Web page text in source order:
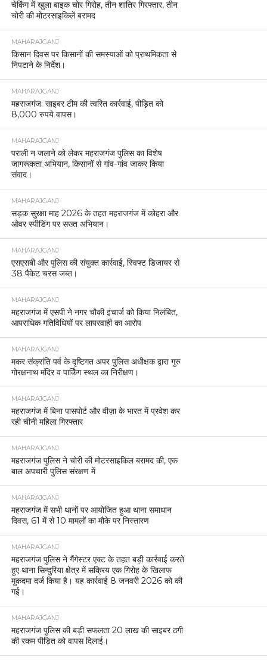
चेकिंग में खुला बाइक चोर गिरोह, तीन शातिर गिरफ्तार, तीन
चोरी की मोटरसाइकिलें बरामद
MAHARAJGANJ
किसान दिवस पर किसानों की समस्याओं को प्राथमिकता से
निपटाने के निर्देश।
MAHARAJGANJ
महराजगंज: साइबर टीम की त्वरित कार्रवाई, पीड़ित को
8,000 रुपये वापस।
MAHARAJGANJ
पराली न जलाने को लेकर महराजगंज पुलिस का विशेष
जागरूकता अभियान, किसानों से गांव-गांव जाकर किया
संवाद।
MAHARAJGANJ
सड़क सुरक्षा माह 2026 के तहत महराजगंज में कोहरा और
ओवर स्पीडिंग पर सख्त अभियान।
MAHARAJGANJ
एसएसबी और पुलिस की संयुक्त कार्रवाई, स्विफ्ट डिजायर से
38 पैकेट चरस जब्त।
MAHARAJGANJ
महराजगंज में एसपी ने नगर चौकी इंचार्ज को किया निलंबित,
आपराधिक गतिविधियों पर लापरवाही का आरोप
MAHARAJGANJ
मकर संक्रांति पर्व के दृष्टिगत अपर पुलिस अधीक्षक द्वारा गुरु
गोरक्षनाथ मंदिर व पार्किंग स्थल का निरीक्षण।
MAHARAJGANJ
महराजगंज में बिना पासपोर्ट और वीज़ा के भारत में प्रवेश कर
रही चीनी महिला गिरफ्तार
MAHARAJGANJ
महराजगंज पुलिस ने चोरी की मोटरसाइकिल बरामद की, एक
बाल अपचारी पुलिस संरक्षण में
MAHARAJGANJ
महराजगंज में सभी थानों पर आयोजित हुआ थाना समाधान
दिवस, 61 में से 10 मामलों का मौके पर निस्तारण
MAHARAJGANJ
महराजगंज पुलिस ने गैंगेस्टर एक्ट के तहत बड़ी कार्रवाई करते
हुए थाना सिन्दुरिया क्षेत्र में सक्रिय एक गिरोह के खिलाफ
मुकदमा दर्ज किया है। यह कार्रवाई 8 जनवरी 2026 को की
गई।
MAHARAJGANJ
महराजगंज पुलिस की बड़ी सफलता 20 लाख की साइबर ठगी
की रकम पीड़ित को वापस दिलाई।